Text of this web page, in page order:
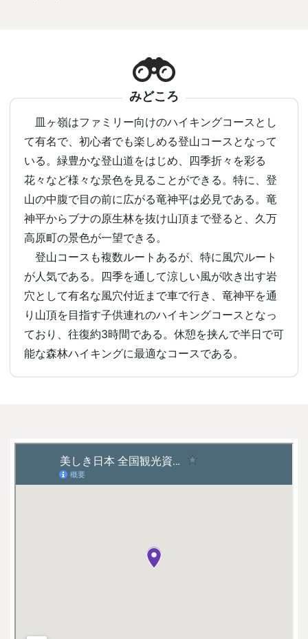
みどころ
皿ヶ嶺はファミリー向けのハイキングコースとし
て有名で、初心者でも楽しめる登山コースとなって
いる。緑豊かな登山道をはじめ、四季折々を彩る
花々など様々な景色を見ることができる。特に、登
山の中腹で目の前に広がる竜神平は必見である。竜
神平からブナの原生林を抜け山頂まで登ると、久万
高原町の景色が一望できる。
登山コースも複数ルートあるが、特に風穴ルート
が人気である。四季を通して涼しい風が吹き出す岩
穴として有名な風穴付近まで車で行き、竜神平を通
り山頂を目指す子供連れのハイキングコースとなっ
ており、往復約3時間である。休憩を挟んで半日で可
能な森林ハイキングに最適なコースである。